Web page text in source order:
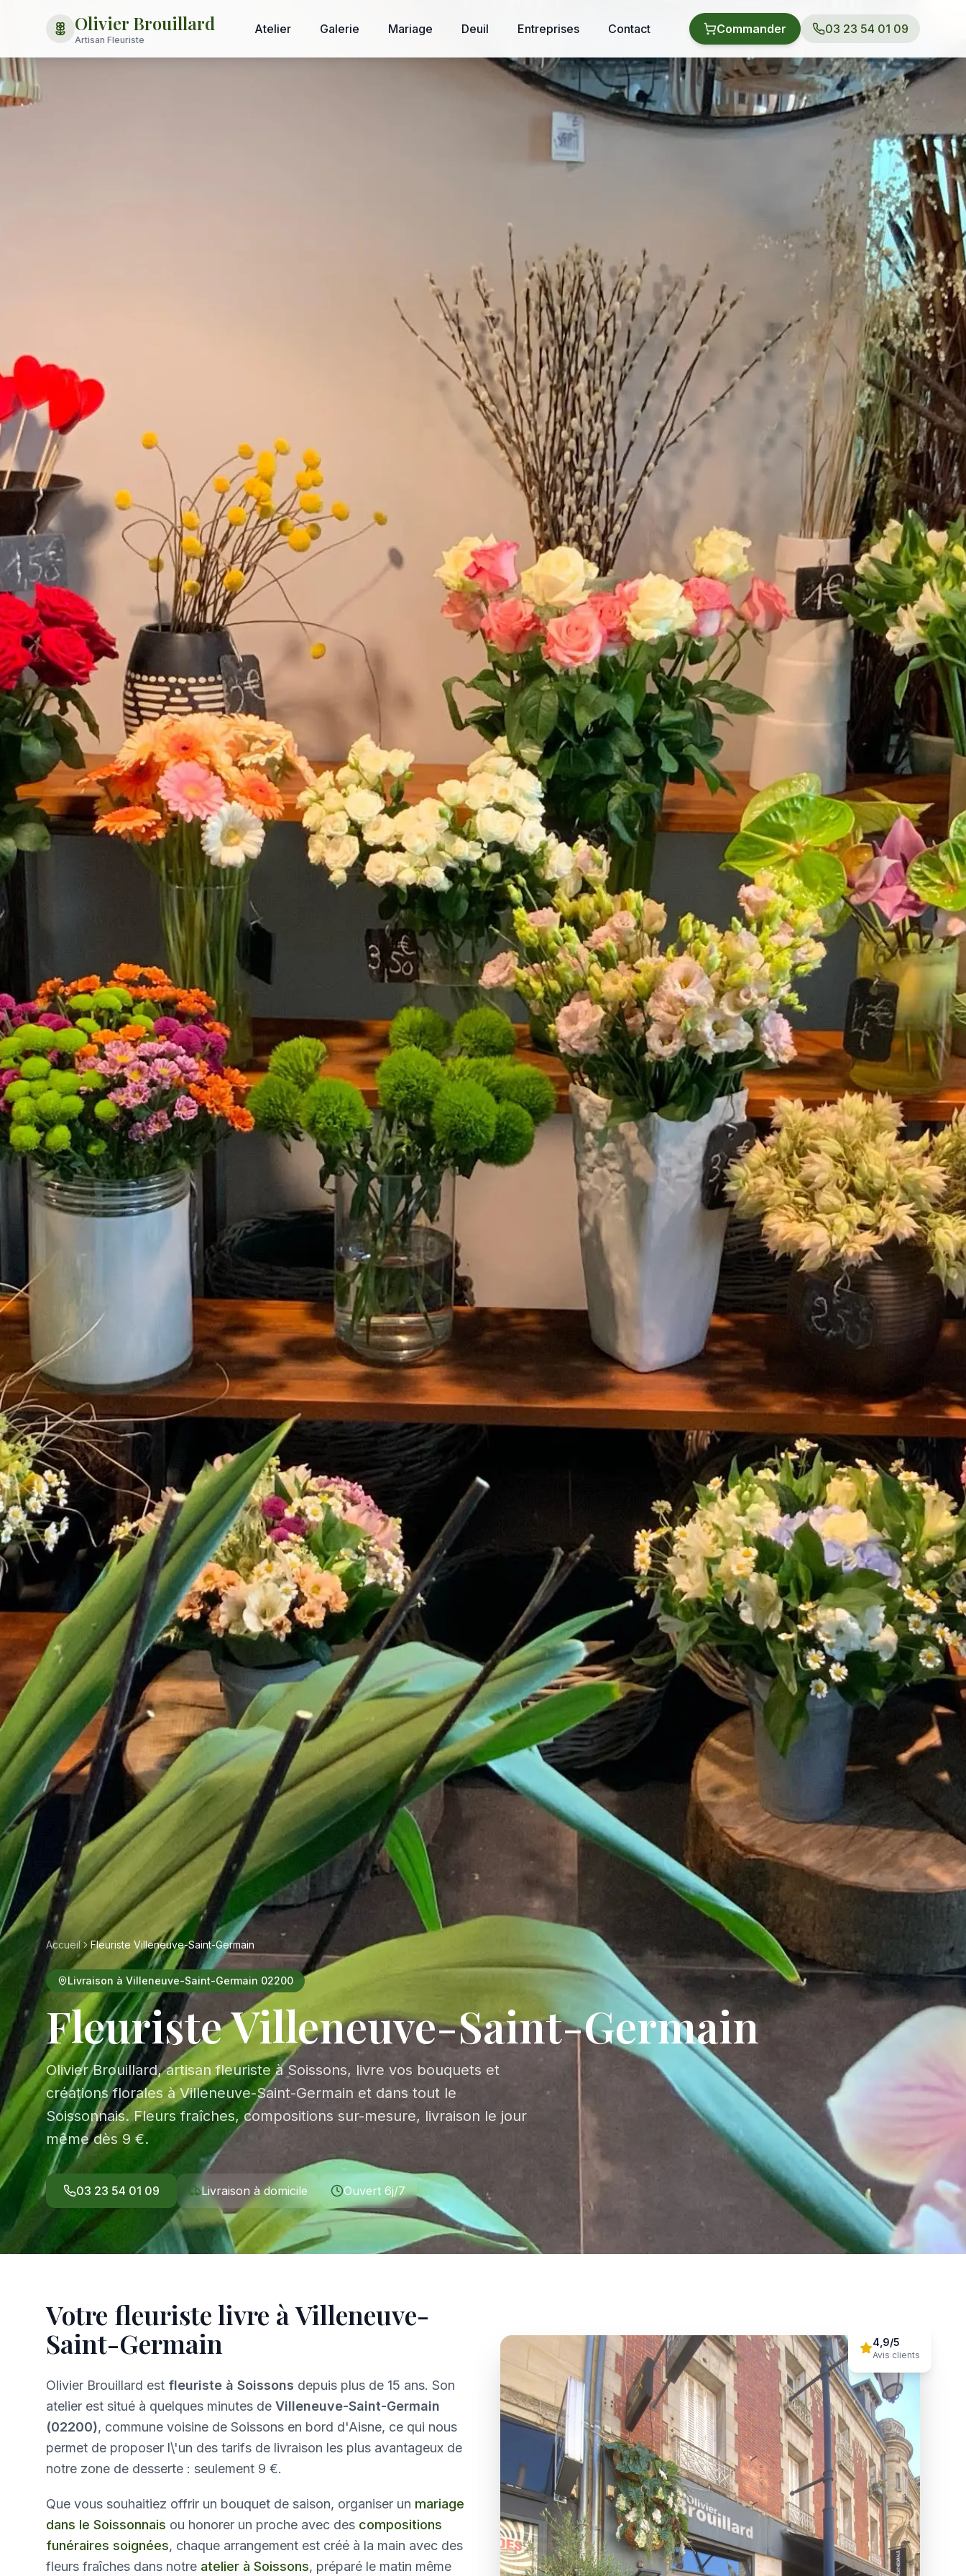
Olivier Brouillard
Artisan Fleuriste
Atelier Galerie Mariage Deuil Entreprises Contact Commander 03 23 54 01 09
Accueil Fleuriste Villeneuve-Saint-Germain
Livraison à Villeneuve-Saint-Germain 02200
Fleuriste Villeneuve-Saint-Germain
Olivier Brouillard, artisan fleuriste à Soissons, livre vos bouquets et
créations florales à Villeneuve-Saint-Germain et dans tout le
Soissonnais. Fleurs fraîches, compositions sur-mesure, livraison le jour
même dès 9 €.
03 23 54 01 09 Livraison à domicile Ouvert 6j/7
Votre fleuriste livre à Villeneuve-
Saint-Germain
Olivier Brouillard est fleuriste à Soissons depuis plus de 15 ans. Son
atelier est situé à quelques minutes de Villeneuve-Saint-Germain
(02200), commune voisine de Soissons en bord d'Aisne, ce qui nous
permet de proposer l\'un des tarifs de livraison les plus avantageux de
notre zone de desserte : seulement 9 €.
Que vous souhaitiez offrir un bouquet de saison, organiser un mariage
dans le Soissonnais ou honorer un proche avec des compositions
funéraires soignées, chaque arrangement est créé à la main avec des
fleurs fraîches dans notre atelier à Soissons, préparé le matin même
4,9/5
Avis clients